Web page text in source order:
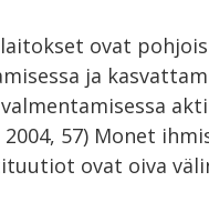
ovat
ja
2004, 57) Monet
ovat oiva